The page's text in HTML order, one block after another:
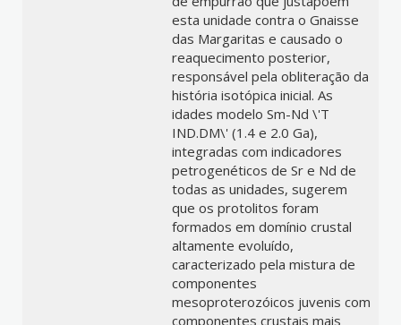
esta unidade contra o Gnaisse
das Margaritas e causado o
reaquecimento posterior,
responsável pela obliteração da
história isotópica inicial. As
idades modelo Sm-Nd \'T
IND.DM\' (1.4 e 2.0 Ga),
integradas com indicadores
petrogenéticos de Sr e Nd de
todas as unidades, sugerem
que os protolitos foram
formados em domínio crustal
altamente evoluído,
caracterizado pela mistura de
componentes
mesoproterozóicos juvenis com
componentes crustais mais